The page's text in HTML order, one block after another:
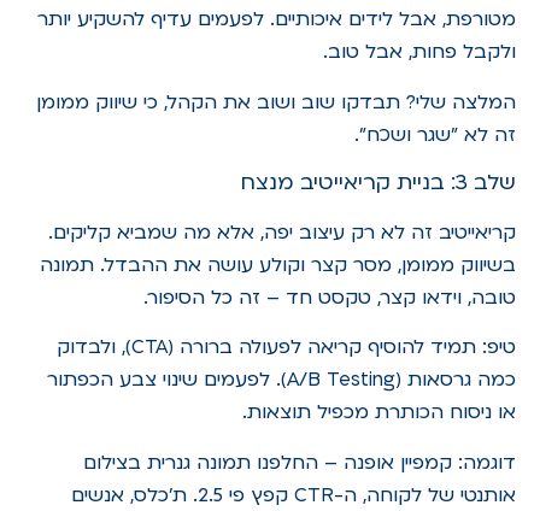
מטורפת, אבל לידים איכותיים. לפעמים עדיף להשקיע יותר
ולקבל פחות, אבל טוב.
המלצה שלי? תבדקו שוב ושוב את הקהל, כי שיווק ממומן
זה לא "שגר ושכח".
שלב 3: בניית קריאייטיב מנצח
קריאייטיב זה לא רק עיצוב יפה, אלא מה שמביא קליקים.
בשיווק ממומן, מסר קצר וקולע עושה את ההבדל. תמונה
טובה, וידאו קצר, טקסט חד – זה כל הסיפור.
טיפ: תמיד להוסיף קריאה לפעולה ברורה (CTA), ולבדוק
כמה גרסאות (A/B Testing). לפעמים שינוי צבע הכפתור
או ניסוח הכותרת מכפיל תוצאות.
דוגמה: קמפיין אופנה – החלפנו תמונה גנרית בצילום
אותנטי של לקוחה, ה-CTR קפץ פי 2.5. ת'כלס, אנשים